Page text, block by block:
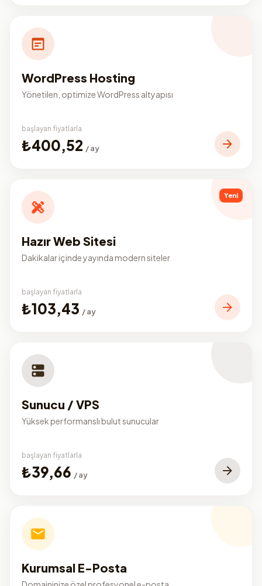
WordPress Hosting
Yönetilen, optimize WordPress altyapısı
başlayan fiyatlarla
₺400,52 / ay
Yeni
Hazır Web Sitesi
Dakikalar içinde yayında modern siteler
başlayan fiyatlarla
₺103,43 / ay
Sunucu / VPS
Yüksek performanslı bulut sunucular
başlayan fiyatlarla
₺39,66 / ay
Kurumsal E-Posta